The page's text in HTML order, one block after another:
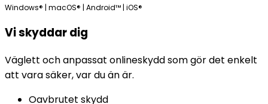
Windows® | macOS® | Android™ | iOS®
Vi skyddar dig
Väglett och anpassat onlineskydd som gör det enkelt
att vara säker, var du än är.
Oavbrutet skydd